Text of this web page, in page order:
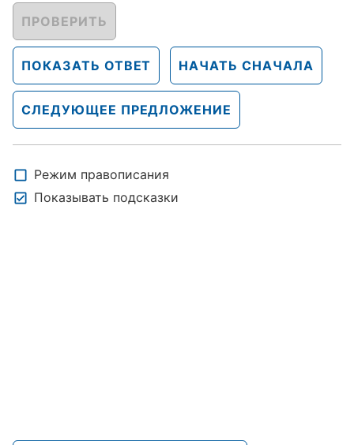
ПРОВЕРИТЬ
ПОКАЗАТЬ ОТВЕТ НАЧАТЬ СНАЧАЛА
СЛЕДУЮЩЕЕ ПРЕДЛОЖЕНИЕ
Режим правописания
Показывать подсказки